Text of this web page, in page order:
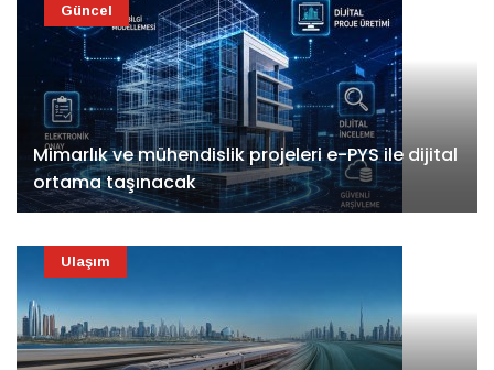
Mimarlık ve mühendislik projeleri e-PYS ile dijital
ortama taşınacak
Güncel
Ulaşım